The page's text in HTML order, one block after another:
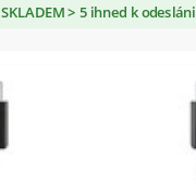
SKLADEM > 5 ihned k odesláni